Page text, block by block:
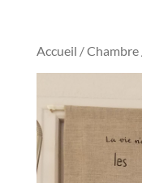
Accueil /Chambre